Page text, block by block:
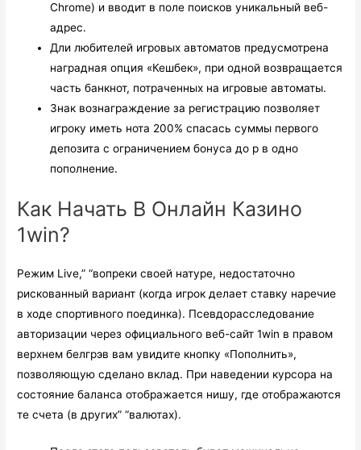
Chrome) и вводит в поле поисков уникальный веб-
адрес.
Дли любителей игровых автоматов предусмотрена
наградная опция «Кешбек», при одной возвращается
часть банкнот, потраченных на игровые автоматы.
Знак вознаграждение за регистрацию позволяет
игроку иметь нота 200% спасась суммы первого
депозита с ограничением бонуса до р в одно
пополнение.
Как Начать В Онлайн Казино
1win?
Режим Live,” “вопреки своей натуре, недостаточно
рискованный вариант (когда игрок делает ставку наречие
в ходе спортивного поединка). Псевдорасследование
авторизации через официального веб-сайт 1win в правом
верхнем белгрэв вам увидите кнопку «Пополнить»,
позволяющую сделано вклад. При наведении курсора на
состояние баланса отображается нишу, где отображаются
те счета (в других” “валютах).